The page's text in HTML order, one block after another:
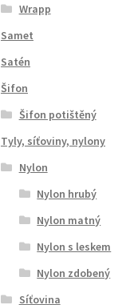
Wrapp
Samet
Satén
Šifon
Šifon potištěný
Tyly, síťoviny, nylony
Nylon
Nylon hrubý
Nylon matný
Nylon s leskem
Nylon zdobený
Síťovina